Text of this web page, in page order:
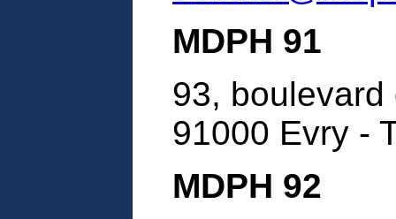
MDPH 91
93,
91000 Evry -
MDPH 92